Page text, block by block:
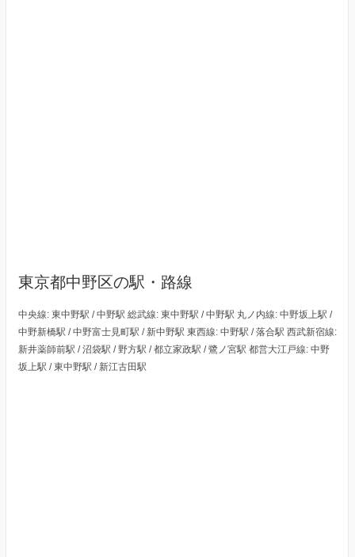
東京都中野区の駅・路線
中央線: 東中野駅 / 中野駅 総武線: 東中野駅 / 中野駅 丸ノ内線: 中野坂上駅 /
中野新橋駅 / 中野富士見町駅 / 新中野駅 東西線: 中野駅 / 落合駅 西武新宿線:
新井薬師前駅 / 沼袋駅 / 野方駅 / 都立家政駅 / 鷺ノ宮駅 都営大江戸線: 中野
坂上駅 / 東中野駅 / 新江古田駅